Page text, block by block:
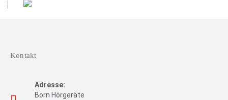
Kontakt
Adresse:
Born Hörgeräte